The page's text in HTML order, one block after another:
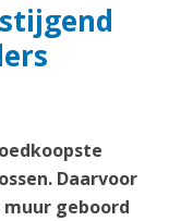
Daarvoor
geboord